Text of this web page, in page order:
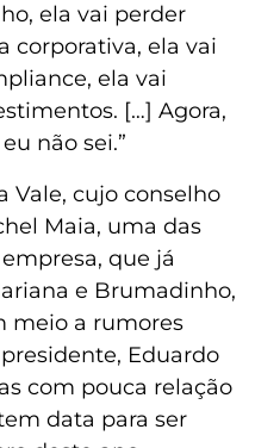
ela vai perder
corporativa, ela vai
ela vai
[…] Agora,
não sei.”
Vale, cujo conselho
Maia, uma das
que já
e Brumadinho,
meio a rumores
Eduardo
com pouca relação
data para ser